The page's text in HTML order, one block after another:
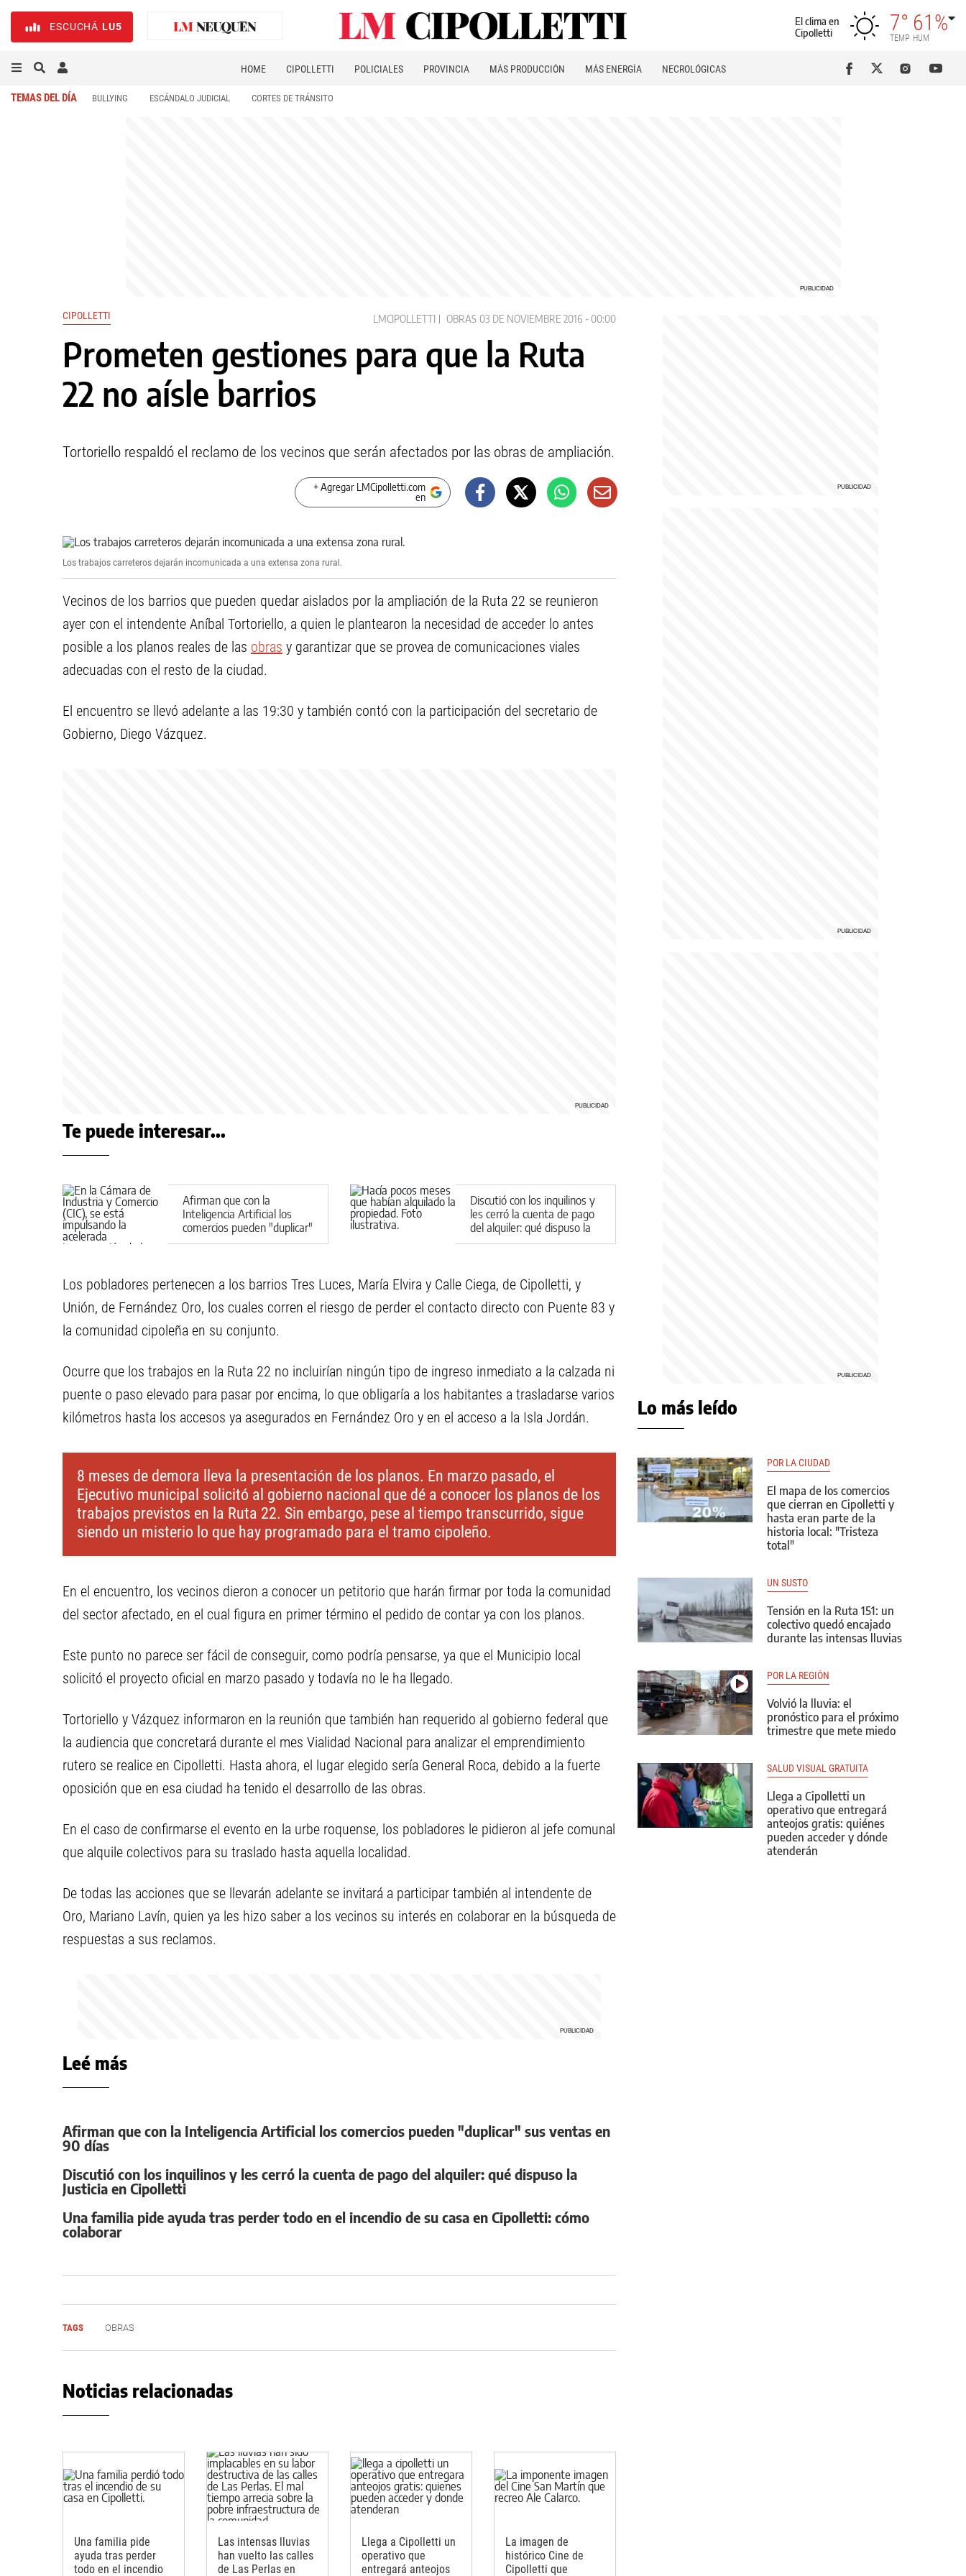
ESCUCHÁ LU5
El clima en
Cipolletti
7°
TEMP
61%
HUM
HOME CIPOLLETTI POLICIALES PROVINCIA MÁS PRODUCCIÓN MÁS ENERGÍA NECROLÓGICAS
TEMAS DEL DÍA BULLYING ESCÁNDALO JUDICIAL CORTES DE TRÁNSITO
CIPOLLETTI LMCIPOLLETTI OBRAS 03 DE NOVIEMBRE 2016 - 00:00
Prometen gestiones para que la Ruta
22 no aísle barrios
Tortoriello respaldó el reclamo de los vecinos que serán afectados por las obras de ampliación.
+ Agregar LMCipolletti.com
en
Los trabajos carreteros dejarán incomunicada a una extensa zona rural.
Vecinos de los barrios que pueden quedar aislados por la ampliación de la Ruta 22 se reunieron
ayer con el intendente Aníbal Tortoriello, a quien le plantearon la necesidad de acceder lo antes
posible a los planos reales de las obras y garantizar que se provea de comunicaciones viales
adecuadas con el resto de la ciudad.
El encuentro se llevó adelante a las 19:30 y también contó con la participación del secretario de
Gobierno, Diego Vázquez.
Te puede interesar...
Afirman que con la
Inteligencia Artificial los
comercios pueden "duplicar"
sus ventas en 90 días
Discutió con los inquilinos y
les cerró la cuenta de pago
del alquiler: qué dispuso la
Justicia en Cipolletti
Los pobladores pertenecen a los barrios Tres Luces, María Elvira y Calle Ciega, de Cipolletti, y
Unión, de Fernández Oro, los cuales corren el riesgo de perder el contacto directo con Puente 83 y
la comunidad cipoleña en su conjunto.
Ocurre que los trabajos en la Ruta 22 no incluirían ningún tipo de ingreso inmediato a la calzada ni
puente o paso elevado para pasar por encima, lo que obligaría a los habitantes a trasladarse varios
kilómetros hasta los accesos ya asegurados en Fernández Oro y en el acceso a la Isla Jordán.
8 meses de demora lleva la presentación de los planos. En marzo pasado, el
Ejecutivo municipal solicitó al gobierno nacional que dé a conocer los planos de los
trabajos previstos en la Ruta 22. Sin embargo, pese al tiempo transcurrido, sigue
siendo un misterio lo que hay programado para el tramo cipoleño.
En el encuentro, los vecinos dieron a conocer un petitorio que harán firmar por toda la comunidad
del sector afectado, en el cual figura en primer término el pedido de contar ya con los planos.
Este punto no parece ser fácil de conseguir, como podría pensarse, ya que el Municipio local
solicitó el proyecto oficial en marzo pasado y todavía no le ha llegado.
Tortoriello y Vázquez informaron en la reunión que también han requerido al gobierno federal que
la audiencia que concretará durante el mes Vialidad Nacional para analizar el emprendimiento
rutero se realice en Cipolletti. Hasta ahora, el lugar elegido sería General Roca, debido a la fuerte
oposición que en esa ciudad ha tenido el desarrollo de las obras.
En el caso de confirmarse el evento en la urbe roquense, los pobladores le pidieron al jefe comunal
que alquile colectivos para su traslado hasta aquella localidad.
De todas las acciones que se llevarán adelante se invitará a participar también al intendente de
Oro, Mariano Lavín, quien ya les hizo saber a los vecinos su interés en colaborar en la búsqueda de
respuestas a sus reclamos.
Leé más
Afirman que con la Inteligencia Artificial los comercios pueden "duplicar" sus ventas en
90 días
Discutió con los inquilinos y les cerró la cuenta de pago del alquiler: qué dispuso la
Justicia en Cipolletti
Una familia pide ayuda tras perder todo en el incendio de su casa en Cipolletti: cómo
colaborar
TAGS OBRAS
Noticias relacionadas
Una familia pide
ayuda tras perder
todo en el incendio
Las intensas lluvias
han vuelto las calles
de Las Perlas en
Llega a Cipolletti un
operativo que
entregará anteojos
La imagen de
histórico Cine de
Cipolletti que
Lo más leído
POR LA CIUDAD
El mapa de los comercios
que cierran en Cipolletti y
hasta eran parte de la
historia local: "Tristeza
total"
UN SUSTO
Tensión en la Ruta 151: un
colectivo quedó encajado
durante las intensas lluvias
POR LA REGIÓN
Volvió la lluvia: el
pronóstico para el próximo
trimestre que mete miedo
SALUD VISUAL GRATUITA
Llega a Cipolletti un
operativo que entregará
anteojos gratis: quiénes
pueden acceder y dónde
atenderán